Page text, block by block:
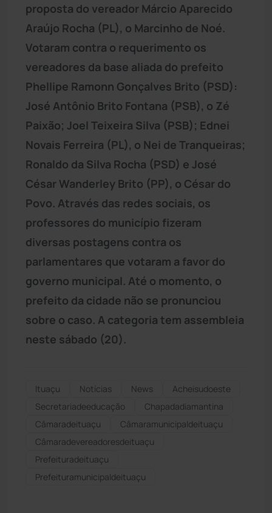
proposta do vereador Márcio Aparecido
Araújo Rocha (PL), o Marcinho de Noé.
Votaram contra o requerimento os
vereadores da base aliada do prefeito
Phellipe Ramonn Gonçalves Brito (PSD):
José Antônio Brito Fontana (PSB), o Zé
Paixão; Joel Teixeira Silva (PSB); Ednei
Novais Ferreira (PL), o Nei de Tranqueiras;
Ronaldo da Silva Rocha (PSD) e José
César Wanderley Brito (PP), o César do
Povo. Através das redes sociais, os
professores do município fizeram
diversas postagens contra os
parlamentares que votaram a favor do
governo municipal. Até o momento, o
prefeito da cidade não se pronunciou
sobre o caso. A categoria tem assembleia
neste sábado (20).
Ituaçu Notícias News
Acheisudoeste
Secretariadeeducação
Chapadadiamantina
Câmaradeituaçu
Câmaramunicipaldeituaçu
Câmaradevereadoresdeituaçu
Prefeituradeituaçu
Prefeituramunicipaldeituaçu